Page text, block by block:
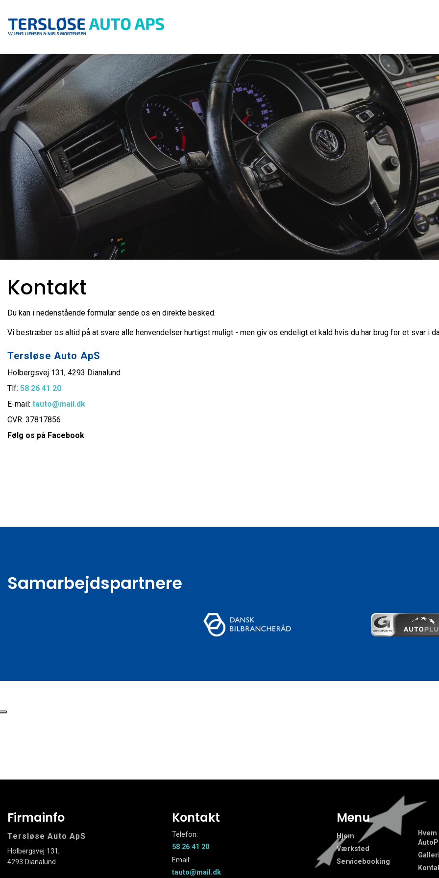
hovedindhold
Kontakt
Du kan i nedenstående formular sende os en direkte besked.
Vi bestræber os altid på at svare alle henvendelser hurtigst muligt - men giv os endeligt et kald hvis du har brug for et svar i
Tersløse Auto ApS
Holbergsvej 131, 4293 Dianalund
Tlf: 58 26 41 20
E-mail: tauto@mail.dk
CVR: 37817856
Følg os på Facebook
Samarbejdspartnere
Firmainfo
Tersløse Auto ApS
Holbergsvej 131,
4293 Dianalund
Kontakt
Telefon:
58 26 41 20
Email:
tauto@mail.dk
Menu
Hjem
Værksted
Servicebooking